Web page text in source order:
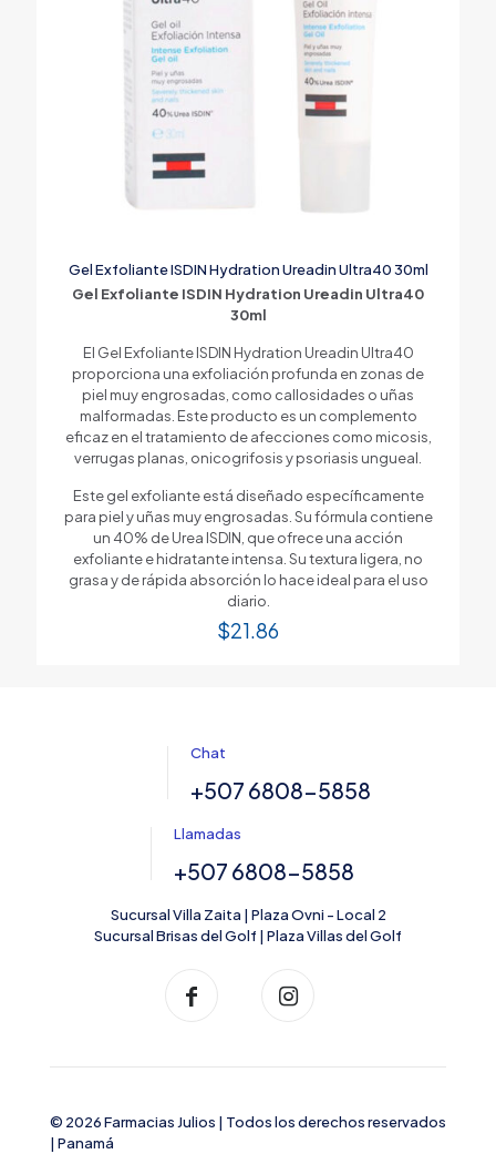
Gel Exfoliante ISDIN Hydration Ureadin Ultra40 30ml
Gel Exfoliante ISDIN Hydration Ureadin Ultra40
30ml
El Gel Exfoliante ISDIN Hydration Ureadin Ultra40
proporciona una exfoliación profunda en zonas de
piel muy engrosadas, como callosidades o uñas
malformadas. Este producto es un complemento
eficaz en el tratamiento de afecciones como micosis,
verrugas planas, onicogrifosis y psoriasis ungueal.
Este gel exfoliante está diseñado específicamente
para piel y uñas muy engrosadas. Su fórmula contiene
un 40% de Urea ISDIN, que ofrece una acción
exfoliante e hidratante intensa. Su textura ligera, no
grasa y de rápida absorción lo hace ideal para el uso
diario.
$21.86
Chat
+507 6808-5858
Llamadas
+507 6808-5858
Sucursal Villa Zaita | Plaza Ovni - Local 2
Sucursal Brisas del Golf | Plaza Villas del Golf
© 2026 Farmacias Julios | Todos los derechos reservados
| Panamá